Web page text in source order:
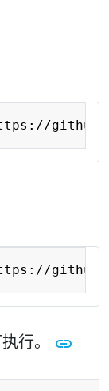
Copy
Copy
行。